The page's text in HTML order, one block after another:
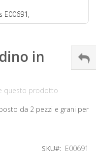
E00691,
in
questo prodotto
da 2 pezzi e grani per
SKU E00691